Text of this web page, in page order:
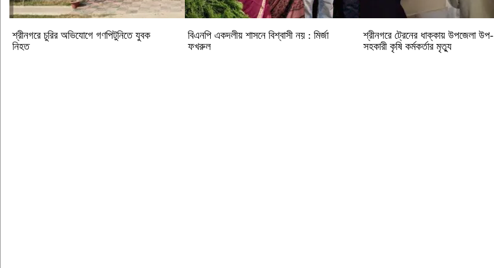
শ্রীনগরে চুরির অভিযোগে গণপিটুনিতে যুবক
নিহত
বিএনপি একদলীয় শাসনে বিশ্বাসী নয় : মির্জা
ফখরুল
শ্রীনগরে ট্রেনের ধাক্কায় উপজেলা উপ-
সহকারী কৃষি কর্মকর্তার মৃত্যু